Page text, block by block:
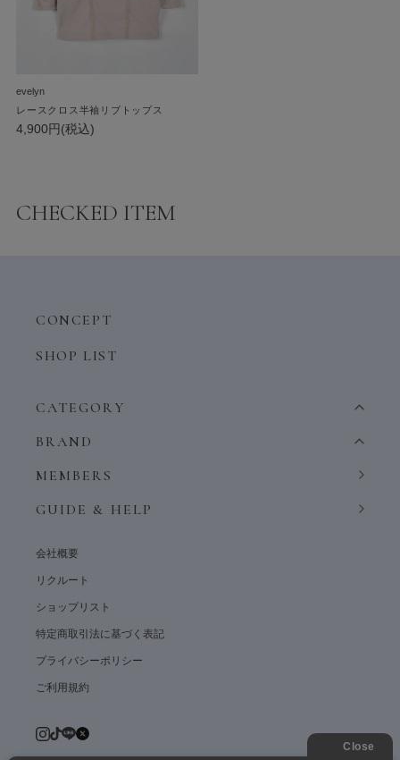
evelyn
レースクロス半袖リブトップス
4,900円(税込)
CHECKED ITEM
CONCEPT
SHOP LIST
CATEGORY
BRAND
MEMBERS
GUIDE & HELP
会社概要
リクルート
ショップリスト
特定商取引法に基づく表記
プライバシーポリシー
ご利用規約